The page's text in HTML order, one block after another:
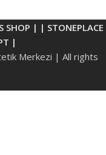
SHOP | | STONEPLACE
|
Merkezi | All rights